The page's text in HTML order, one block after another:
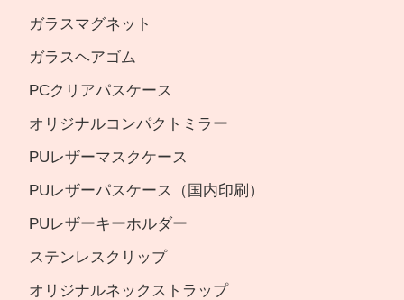
ガラスマグネット
ガラスヘアゴム
PCクリアパスケース
オリジナルコンパクトミラー
PUレザーマスクケース
PUレザーパスケース（国内印刷）
PUレザーキーホルダー
ステンレスクリップ
オリジナルネックストラップ